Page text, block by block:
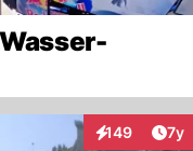
149
Interaktionen
7y